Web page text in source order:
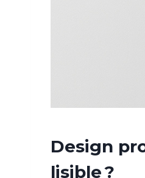
Design
lisible ?